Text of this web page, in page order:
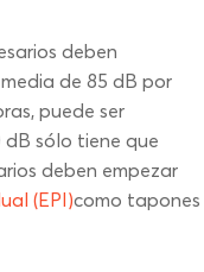
deben
de 85 dB por
puede ser
dB sólo tiene que
deben empezar
(EPI)como tapones